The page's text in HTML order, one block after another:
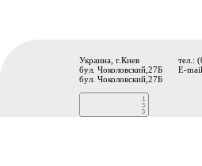
Украина, г.Киев
бул. Чоколовский,27Б
бул. Чоколовский,27Б
тел.:
E-